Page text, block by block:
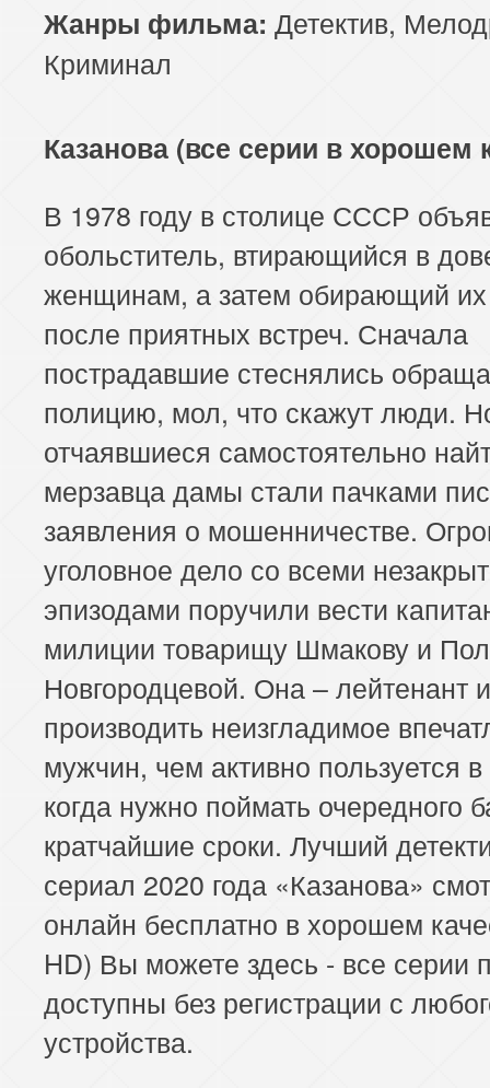
Жанры фильма: Детектив,
Криминал
Казанова (все серии в хорошем
В 1978 году в столице СССР
обольститель, втирающийся в
женщинам, а затем обирающий их
после приятных встреч. Сначала
пострадавшие стеснялись
полицию, мол, что скажут люди.
отчаявшиеся самостоятельно
мерзавца дамы стали пачками
заявления о мошенничестве.
уголовное дело со всеми
эпизодами поручили вести
милиции товарищу Шмакову и
Новгородцевой. Она – лейтенант
производить неизгладимое
мужчин, чем активно пользуется
когда нужно поймать очередного
кратчайшие сроки. Лучший
сериал 2020 года «Казанова»
онлайн бесплатно в хорошем
HD) Вы можете здесь - все серии
доступны без регистрации с
устройства.